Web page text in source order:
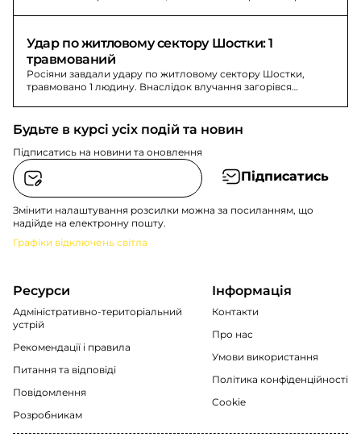
Удар по житловому сектору Шостки: 1
травмований
Росіяни завдали удару по житловому сектору Шостки,
травмовано 1 людину. Внаслідок влучання загорівся
Будьте в курсі усіх подій та новин
Підписатись на новини та оновлення
Підписатись
Змінити налаштування розсилки можна за посиланням, що
надійде на електронну пошту.
Графіки відключень світла
Ресурси
Адміністративно-територіальний
устрій
Рекомендації i правила
Питання та відповіді
Повідомлення
Розробникам
Інформація
Контакти
Про нас
Умови використання
Політика конфіденційності
Cookie